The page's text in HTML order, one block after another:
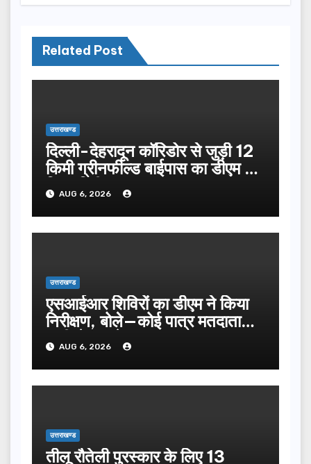
Related Post
उत्तराखण्ड
दिल्ली-देहरादून कॉरिडोर से जुड़ी 12
किमी ग्रीनफील्ड बाईपास का डीएम ने
किया निरीक्षण…
AUG 6, 2026
उत्तराखण्ड
एसआईआर शिविरों का डीएम ने किया
निरीक्षण, बोले—कोई पात्र मतदाता
सूची से न छूटे…
AUG 6, 2026
उत्तराखण्ड
तीलू रौतेली पुरस्कार के लिए 13